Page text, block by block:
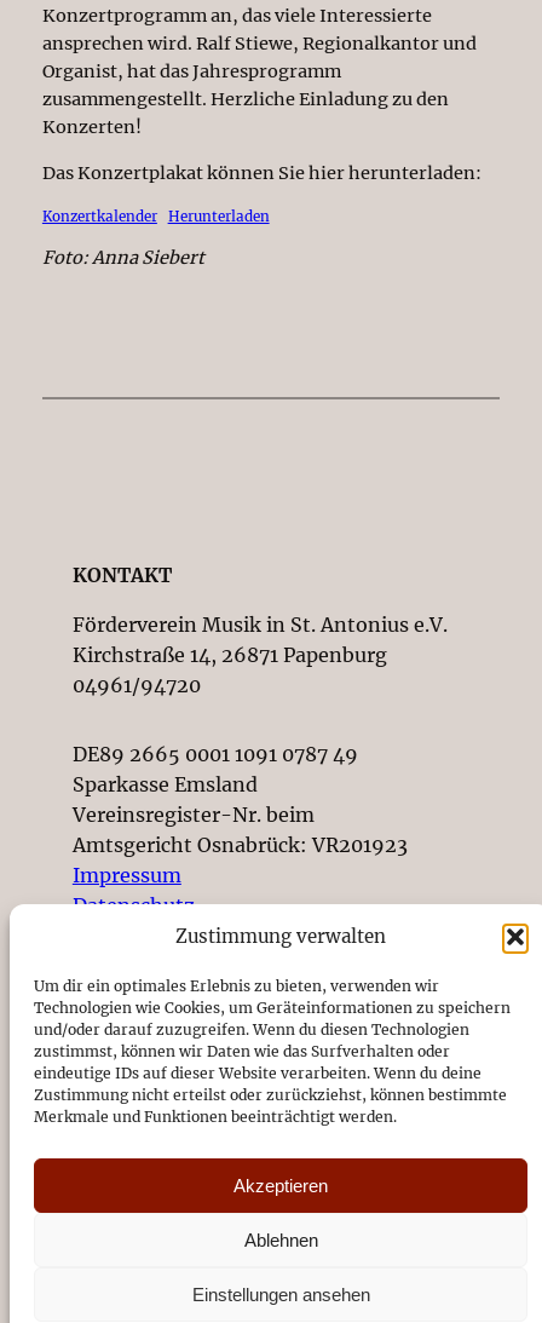
Zustimmung verwalten
Um dir ein optimales Erlebnis zu bieten, verwenden wir
Technologien wie Cookies, um Geräteinformationen zu speichern
und/oder darauf zuzugreifen. Wenn du diesen Technologien
zustimmst, können wir Daten wie das Surfverhalten oder
eindeutige IDs auf dieser Website verarbeiten. Wenn du deine
Zustimmung nicht erteilst oder zurückziehst, können bestimmte
Merkmale und Funktionen beeinträchtigt werden.
Akzeptieren
Ablehnen
Einstellungen ansehen
Konzertprogramm an, das viele Interessierte
ansprechen wird. Ralf Stiewe, Regionalkantor und
Organist, hat das Jahresprogramm
zusammengestellt. Herzliche Einladung zu den
Konzerten!
Das Konzertplakat können Sie hier herunterladen:
Konzertkalender Herunterladen
Foto: Anna Siebert
KONTAKT
Förderverein Musik in St. Antonius e.V.
Kirchstraße 14, 26871 Papenburg
04961/94720
DE89 2665 0001 1091 0787 49
Sparkasse Emsland
Vereinsregister-Nr. beim
Amtsgericht Osnabrück: VR201923
Impressum
Datenschutz
SUCHEN SIE ETWAS BESTIMMTES?